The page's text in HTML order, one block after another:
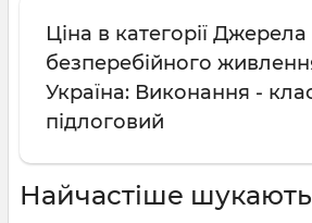
Ціна в категорії Джерела
безперебійного
Україна: Виконання -
підлоговий
Найчастіше шукають